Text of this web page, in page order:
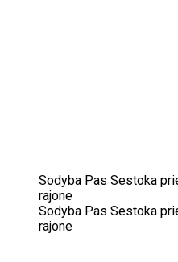
Sodyba Pas Sestoka
rajone
Sodyba Pas Sestoka
rajone